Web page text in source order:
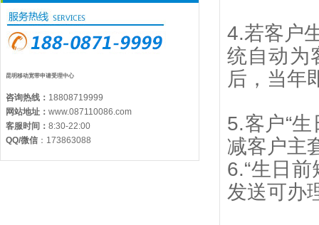
昆明移动宽带申请受理中心
咨询热线： 18808719999
网站地址： www.087110086.com
客服时间： 8:30-22:00
QQ/微信 ： 173863088
4.若客户
统自动为
后，当年
5.客户“
减客户主
6.“生日
发送可办